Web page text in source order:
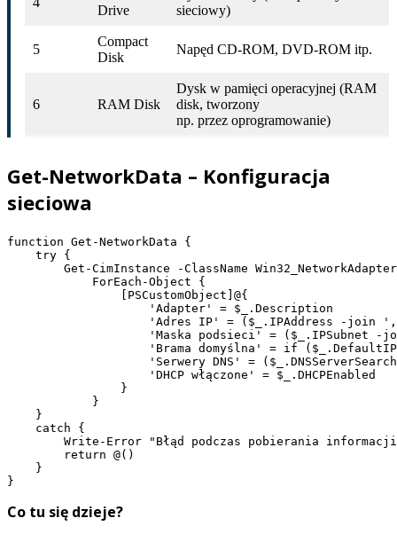
Drive
sieciowy)
5
Compact
Disk
Napęd CD-ROM, DVD-ROM itp.
6 RAM Disk
Dysk w pamięci operacyjnej (RAM
disk, tworzony
np. przez oprogramowanie)
Get-NetworkData – Konfiguracja
sieciowa
function Get-NetworkData {
    try {
Get-CimInstance -ClassName
            ForEach-Object {
                [PSCustomObject]@{
                    'Adapter' = $_.Description
'Adres IP' = ($_.IPAddress -join
'Maska podsieci' = ($_.IPSubnet -
'Brama domyślna' = if
'Serwery DNS' =
                    'DHCP włączone' = $_.DHCPEnabled
                }
            }
    }
    catch {
Write-Error "Błąd podczas pobierania
        return @()
    }
}
Co tu się dzieje?